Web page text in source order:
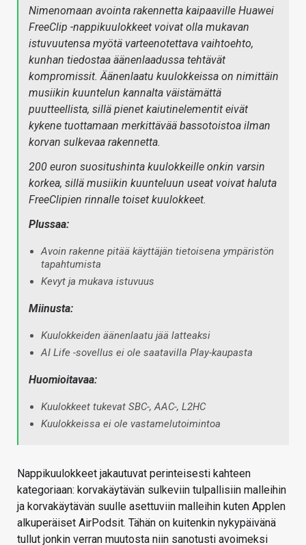
Nimenomaan avointa rakennetta kaipaaville Huawei
FreeClip -nappikuulokkeet voivat olla mukavan
istuvuutensa myötä varteenotettava vaihtoehto,
kunhan tiedostaa äänenlaadussa tehtävät
kompromissit. Äänenlaatu kuulokkeissa on nimittäin
musiikin kuuntelun kannalta väistämättä
puutteellista, sillä pienet kaiutinelementit eivät
kykene tuottamaan merkittävää bassotoistoa ilman
korvan sulkevaa rakennetta.
200 euron suositushinta kuulokkeille onkin varsin
korkea, sillä musiikin kuunteluun useat voivat haluta
FreeClipien rinnalle toiset kuulokkeet.
Plussaa:
Avoin rakenne pitää käyttäjän tietoisena ympäristön
tapahtumista
Kevyt ja mukava istuvuus
Miinusta:
Kuulokkeiden äänenlaatu jää latteaksi
AI Life -sovellus ei ole saatavilla Play-kaupasta
Huomioitavaa:
Kuulokkeet tukevat SBC-, AAC-, L2HC
Kuulokkeissa ei ole vastamelutoimintoa
Nappikuulokkeet jakautuvat perinteisesti kahteen
kategoriaan: korvakäytävän sulkeviin tulpallisiin malleihin
ja korvakäytävän suulle asettuviin malleihin kuten Applen
alkuperäiset AirPodsit. Tähän on kuitenkin nykypäivänä
tullut jonkin verran muutosta niin sanotusti avoimeksi